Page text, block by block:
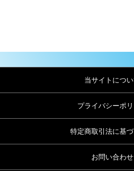
当サイトにつ
プライバシーポ
特定商取引法に基
お問い合わせ